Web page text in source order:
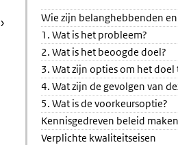
Pagina:
Uitvoering
Wie zijn belanghebbenden
1. Wat is het probleem?
2. Wat is het beoogde doel?
3. Wat zijn opties om het doel
4. Wat zijn de gevolgen van
5. Wat is de voorkeursoptie?
Kennisgedreven beleid maken
Verplichte kwaliteitseisen